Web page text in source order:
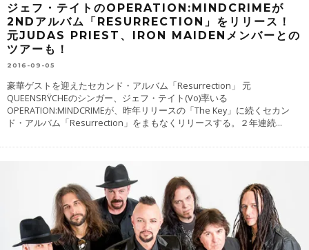
ジェフ・テイトのOPERATION:MINDCRIMEが
2NDアルバム「RESURRECTION」をリリース！
元JUDAS PRIEST、IRON MAIDENメンバーとの
ツアーも！
2016-09-05
豪華ゲストを迎えたセカンド・アルバム「Resurrection」 元
QUEENSRŸCHEのシンガー、ジェフ・テイト(Vo)率いる
OPERATION:MINDCRIMEが、昨年リリースの「The Key」に続くセカン
ド・アルバム「Resurrection」をまもなくリリースする。２年連続...